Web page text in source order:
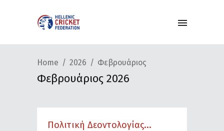
Home 2026 Φεβρουάριος
Φεβρουάριος 2026
Πολιτική Δεοντολογίας...